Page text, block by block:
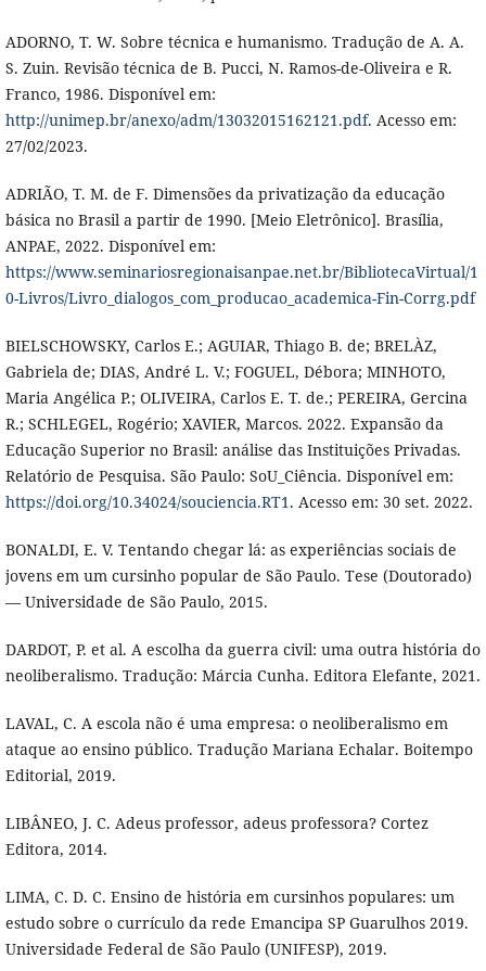
ADORNO, T. W. Sobre técnica e humanismo. Tradução de A. A.
S. Zuin. Revisão técnica de B. Pucci, N. Ramos-de-Oliveira e R.
Franco, 1986. Disponível em:
http://unimep.br/anexo/adm/13032015162121.pdf. Acesso em:
27/02/2023.
ADRIÃO, T. M. de F. Dimensões da privatização da educação
básica no Brasil a partir de 1990. [Meio Eletrônico]. Brasília,
ANPAE, 2022. Disponível em:
https://www.seminariosregionaisanpae.net.br/BibliotecaVirtual/1
0-Livros/Livro_dialogos_com_producao_academica-Fin-Corrg.pdf
BIELSCHOWSKY, Carlos E.; AGUIAR, Thiago B. de; BRELÀZ,
Gabriela de; DIAS, André L. V.; FOGUEL, Débora; MINHOTO,
Maria Angélica P.; OLIVEIRA, Carlos E. T. de.; PEREIRA, Gercina
R.; SCHLEGEL, Rogério; XAVIER, Marcos. 2022. Expansão da
Educação Superior no Brasil: análise das Instituições Privadas.
Relatório de Pesquisa. São Paulo: SoU_Ciência. Disponível em:
https://doi.org/10.34024/souciencia.RT1 . Acesso em: 30 set. 2022.
BONALDI, E. V. Tentando chegar lá: as experiências sociais de
jovens em um cursinho popular de São Paulo. Tese (Doutorado)
— Universidade de São Paulo, 2015.
DARDOT, P. et al. A escolha da guerra civil: uma outra história do
neoliberalismo. Tradução: Márcia Cunha. Editora Elefante, 2021.
LAVAL, C. A escola não é uma empresa: o neoliberalismo em
ataque ao ensino público. Tradução Mariana Echalar. Boitempo
Editorial, 2019.
LIBÂNEO, J. C. Adeus professor, adeus professora? Cortez
Editora, 2014.
LIMA, C. D. C. Ensino de história em cursinhos populares: um
estudo sobre o currículo da rede Emancipa SP Guarulhos 2019.
Universidade Federal de São Paulo (UNIFESP), 2019.